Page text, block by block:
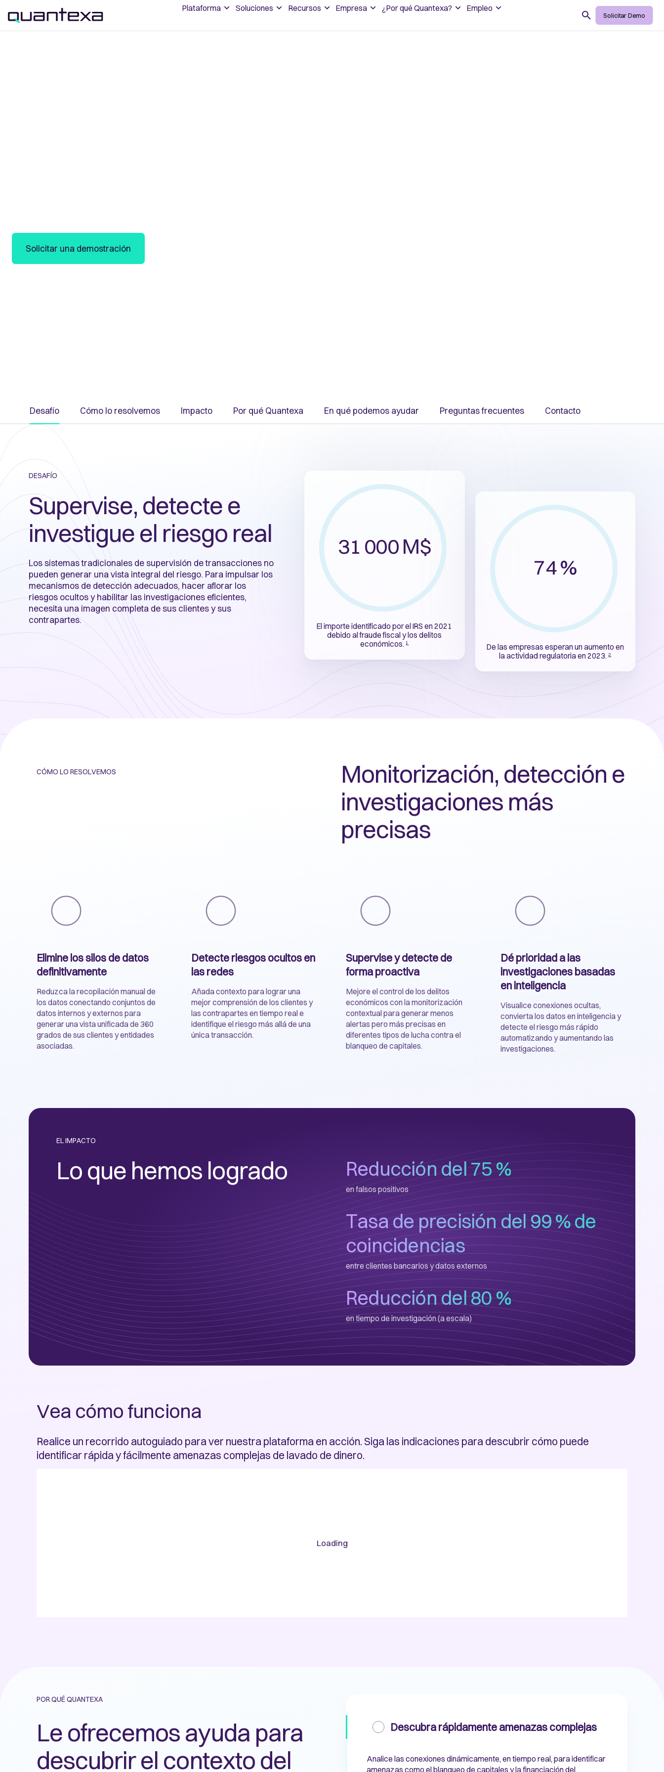
Plataforma Soluciones Recursos Empresa ¿Por qué Quantexa? Empleo
Search Solicitar Demo
Solicitar una demostración
Desafío Cómo lo resolvemos Impacto Por qué Quantexa En qué podemos ayudar Preguntas frecuentes Contacto
DESAFÍO
Supervise, detecte e
investigue el riesgo real
Los sistemas tradicionales de supervisión de transacciones no
pueden generar una vista integral del riesgo. Para impulsar los
mecanismos de detección adecuados, hacer aflorar los
riesgos ocultos y habilitar las investigaciones eficientes,
necesita una imagen completa de sus clientes y sus
contrapartes.
31 000 M$
El importe identificado por el IRS en 2021
debido al fraude fiscal y los delitos
económicos.1
74 %
De las empresas esperan un aumento en
la actividad regulatoria en 2023.2
CÓMO LO RESOLVEMOS
Monitorización, detección e
investigaciones más
precisas
Elimine los silos de datos
definitivamente
Reduzca la recopilación manual de
los datos conectando conjuntos de
datos internos y externos para
generar una vista unificada de 360
grados de sus clientes y entidades
asociadas.
Detecte riesgos ocultos en
las redes
Añada contexto para lograr una
mejor comprensión de los clientes y
las contrapartes en tiempo real e
identifique el riesgo más allá de una
única transacción.
Supervise y detecte de
forma proactiva
Mejore el control de los delitos
económicos con la monitorización
contextual para generar menos
alertas pero más precisas en
diferentes tipos de lucha contra el
blanqueo de capitales.
Dé prioridad a las
investigaciones basadas
en inteligencia
Visualice conexiones ocultas,
convierta los datos en inteligencia y
detecte el riesgo más rápido
automatizando y aumentando las
investigaciones.
EL IMPACTO
Lo que hemos logrado Reducción del 75 %
en falsos positivos
Tasa de precisión del 99 % de
coincidencias
entre clientes bancarios y datos externos
Reducción del 80 %
en tiempo de investigación (a escala)
Vea cómo funciona
Realice un recorrido autoguiado para ver nuestra plataforma en acción. Siga las indicaciones para descubrir cómo puede
identificar rápida y fácilmente amenazas complejas de lavado de dinero.
Loading
POR QUÉ QUANTEXA
Le ofrecemos ayuda para
descubrir el contexto del
Descubra rápidamente amenazas complejas
Analice las conexiones dinámicamente, en tiempo real, para identificar
amenazas como el blanqueo de capitales y la financiación del